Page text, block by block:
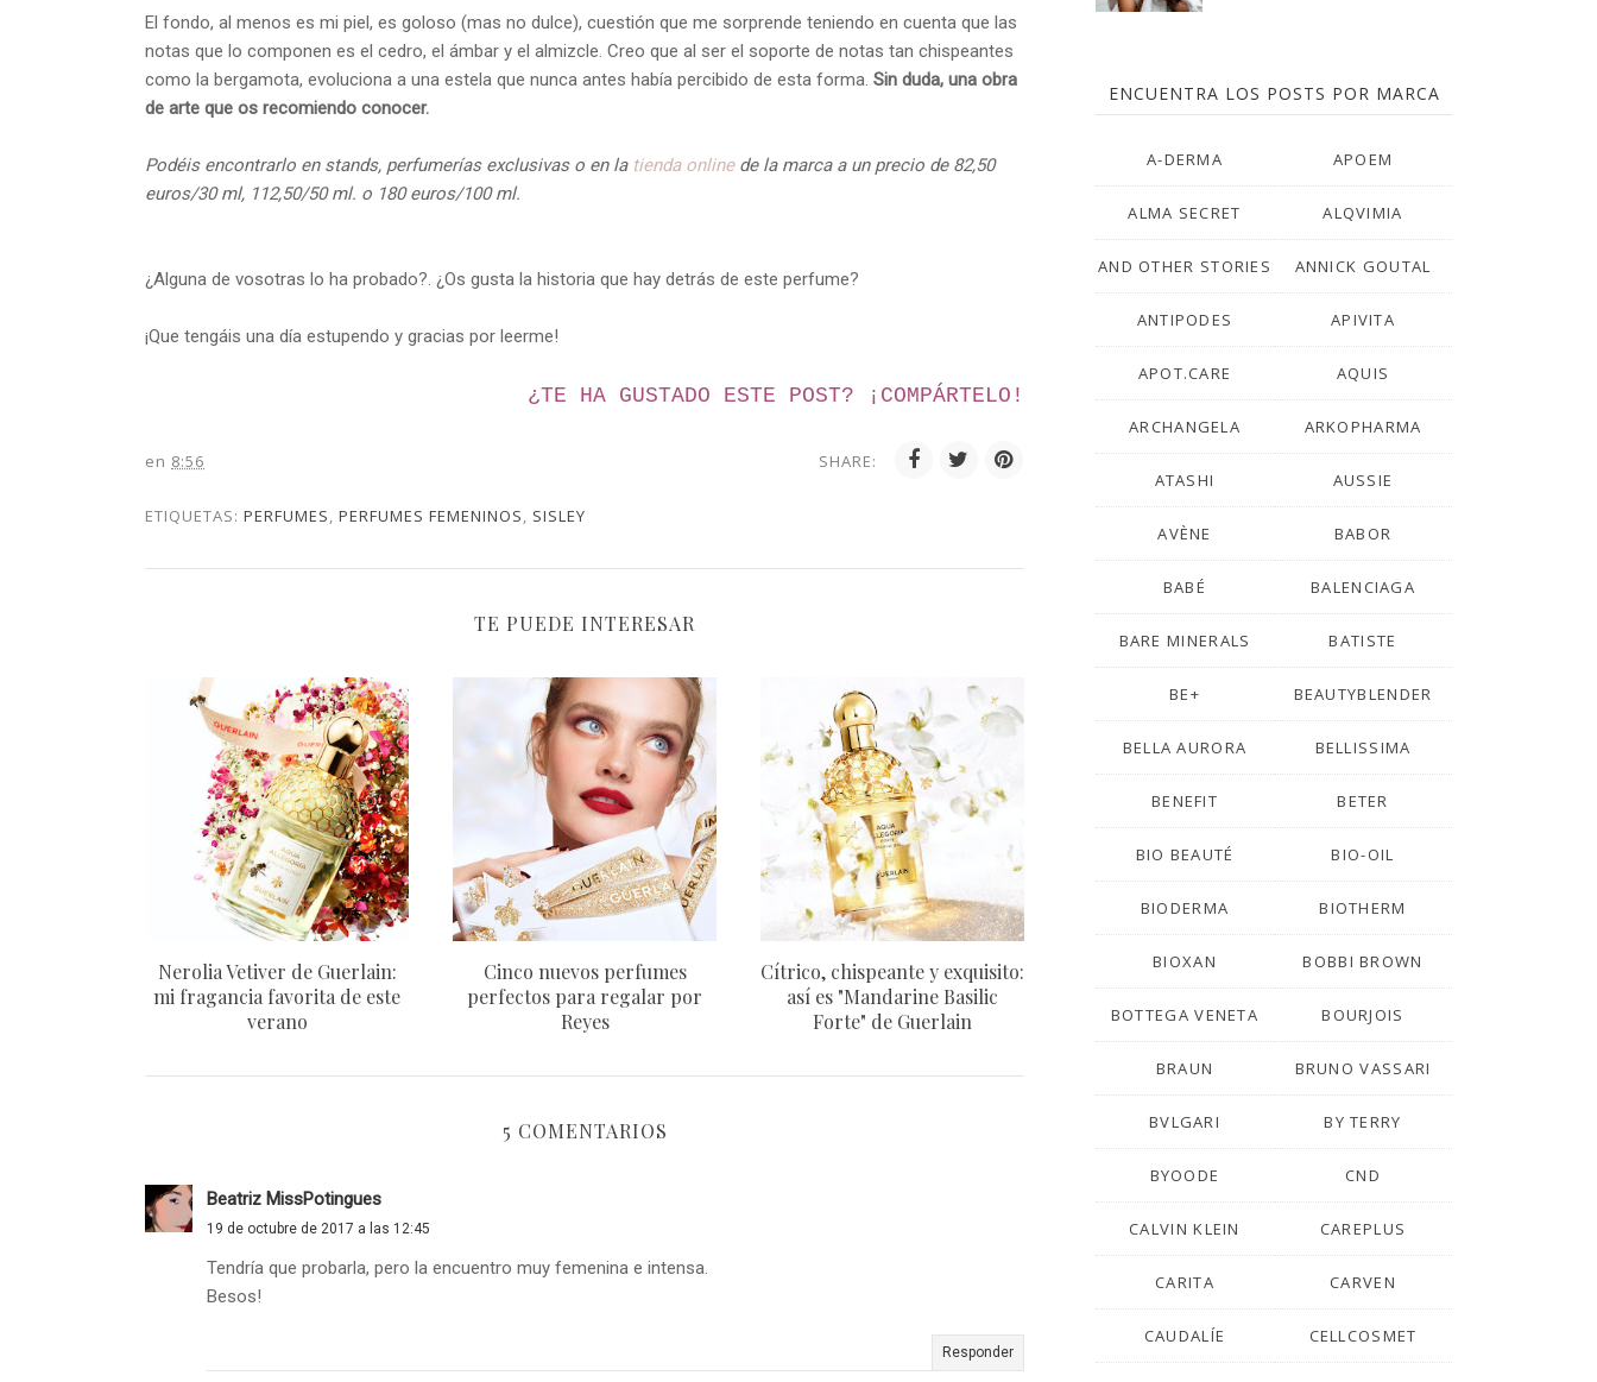
El fondo, al menos es mi piel, es goloso (mas no dulce), cuestión que me sorprende teniendo en cuenta que las
notas que lo componen es el cedro, el ámbar y el almizcle. Creo que al ser el soporte de notas tan chispeantes
como la bergamota, evoluciona a una estela que nunca antes había percibido de esta forma. Sin duda, una obra
de arte que os recomiendo conocer.
Podéis encontrarlo en stands, perfumerías exclusivas o en la tienda onlinede la marca a un precio de 82,50
euros/30 ml, 112,50/50 ml. o 180 euros/100 ml.
¿Alguna de vosotras lo ha probado?. ¿Os gusta la historia que hay detrás de este perfume?
¡Que tengáis una día estupendo y gracias por leerme!
¿TE HA GUSTADO ESTE POST? ¡ COMPÁRTELO!
en 8:56 SHARE:
ETIQUETAS: PERFUMES, PERFUMES FEMENINOS, SISLEY
TE PUEDE INTERESAR
Nerolia Vetiver de Guerlain:
mi fragancia favorita de este
verano
Cinco nuevos perfumes
perfectos para regalar por
Reyes
Cítrico, chispeante y exquisito:
así es "Mandarine Basilic
Forte" de Guerlain
5 COMENTARIOS
Beatriz MissPotingues
19 de octubre de 2017 a las 12:45
Tendría que probarla, pero la encuentro muy femenina e intensa.
Besos!
Responder
ENCUENTRA LOS POSTS POR MARCA
A-DERMA APOEM
ALMA SECRET ALQVIMIA
AND OTHER STORIES ANNICK GOUTAL
ANTIPODES APIVITA
APOT.CARE AQUIS
ARCHANGELA ARKOPHARMA
ATASHI AUSSIE
AVÈNE BABOR
BABÉ BALENCIAGA
BARE MINERALS BATISTE
BE+ BEAUTYBLENDER
BELLA AURORA BELLISSIMA
BENEFIT BETER
BIO BEAUTÉ BIO-OIL
BIODERMA BIOTHERM
BIOXAN BOBBI BROWN
BOTTEGA VENETA BOURJOIS
BRAUN BRUNO VASSARI
BVLGARI BY TERRY
BYOODE CND
CALVIN KLEIN CAREPLUS
CARITA CARVEN
CAUDALÍE CELLCOSMET